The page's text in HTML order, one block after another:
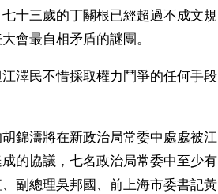
十三歲的丁關根已經超過不成文規
會最自相矛盾的謎團。
澤民不惜採取權力鬥爭的任何手段
錦濤將在新政治局常委中處處被江
的協議，七名政治局常委中至少有
副總理吳邦國、前上海市委書記黃